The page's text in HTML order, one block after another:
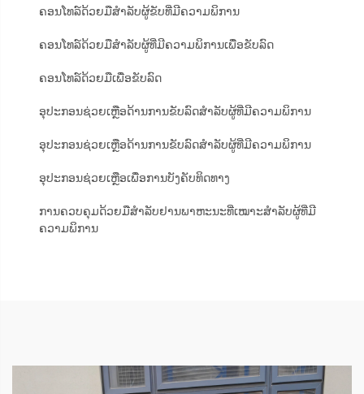
ຄອນໂທລ໌ດ້ວຍມືສຳລັບຜູ້ຂັບທີ່ມີຄວາມພິການ
ຄອນໂທລ໌ດ້ວຍມືສຳລັບຜູ້ທີ່ມີຄວາມພິການເພື່ອຂັບລົດ
ຄອນໂທລ໌ດ້ວຍມືເພື່ອຂັບລົດ
ອຸປະກອນຊ່ວຍເຫຼືອດ້ານການຂັບລົດສຳລັບຜູ້ທີ່ມີຄວາມພິການ
ອຸປະກອນຊ່ວຍເຫຼືອດ້ານການຂັບລົດສຳລັບຜູ້ທີ່ມີຄວາມພິການ
ອຸປະກອນຊ່ວຍເຫຼືອເພື່ອການບັງຄັບທິດທາງ
ການຄວບຄຸມດ້ວຍມືສຳລັບຢານພາຫະນະທີ່ເໝາະສຳລັບຜູ້ທີ່ມີ
ຄວາມພິການ